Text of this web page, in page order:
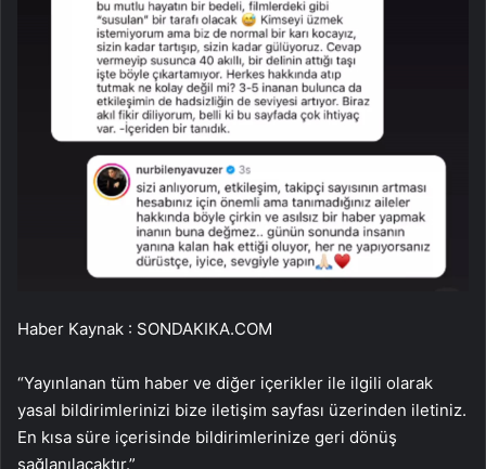
Haber Kaynak : SONDAKIKA.COM
“Yayınlanan tüm haber ve diğer içerikler ile ilgili olarak
yasal bildirimlerinizi bize iletişim sayfası üzerinden iletiniz.
En kısa süre içerisinde bildirimlerinize geri dönüş
sağlanılacaktır.”